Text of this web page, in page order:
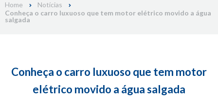
Home
Notícias
Conheça o carro luxuoso que tem motor elétrico movido a água
salgada
Conheça o carro luxuoso que tem motor
elétrico movido a água salgada